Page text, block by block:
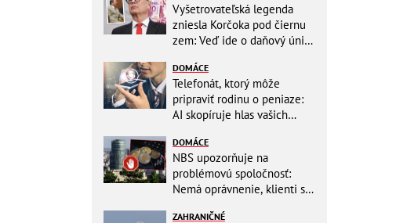
Vyšetrovateľská legenda
zniesla Korčoka pod čiernu
zem: Veď ide o daňový únik
basou!
DOMÁCE
Telefonát, ktorý môže
pripraviť rodinu o peniaze:
AI skopíruje hlas vašich
jednoduchý trik
DOMÁCE
NBS upozorňuje na
problémovú spoločnosť:
Nemá oprávnenie, klienti sa
ZAHRANIČNÉ